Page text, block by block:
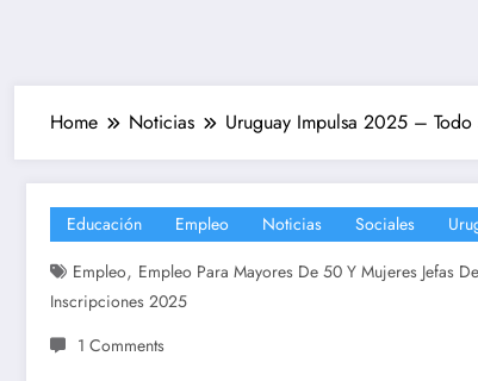
Home Noticias Uruguay Impulsa 2025 –
Educación Empleo Noticias Sociales
Empleo, Empleo Para Mayores De 50 Y Mujeres Jefas
Inscripciones 2025
1 Comments